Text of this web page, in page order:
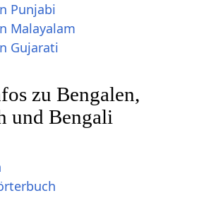
Punjabi
Malayalam
Gujarati
zu Bengalen,
und Bengali